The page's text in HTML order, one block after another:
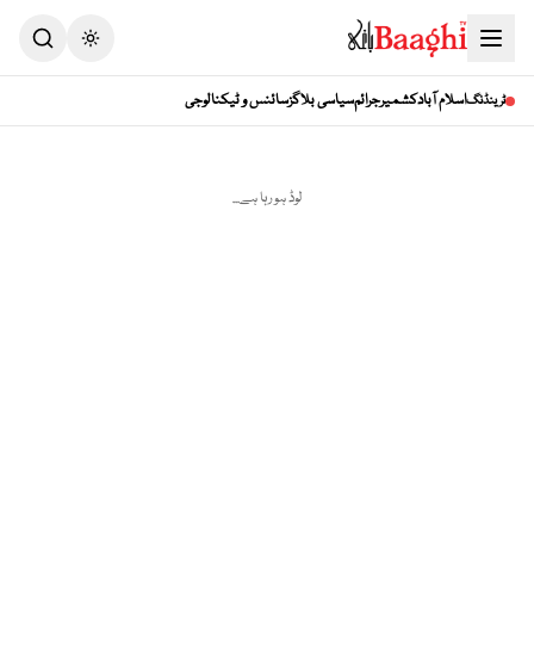
Toggle theme
ٹرینڈنگاسلام آبادکشمیرجرائمسیاسی بلاگزسائنس و ٹیکنالوجی
لوڈ ہو رہا ہے...